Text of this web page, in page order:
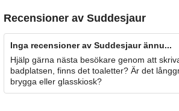
Recensioner av Suddesjaur
Inga recensioner av Suddesjaur ännu...
Hjälp gärna nästa besökare genom att
badplatsen, finns det toaletter? Är det
brygga eller glasskiosk?